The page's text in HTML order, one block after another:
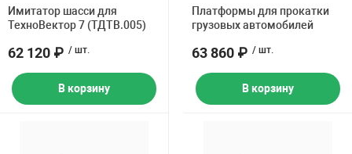
Имитатор шасси для
ТехноВектор 7 (ТДТВ.005)
62 120 ₽ / шт.
В корзину
Платформы для прокатки
грузовых автомобилей
63 860 ₽ / шт.
В корзину